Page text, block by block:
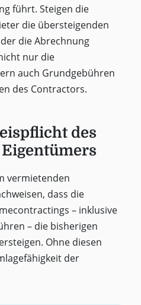
führt. Steigen die
die übersteigenden
die Abrechnung
nur die
auch Grundgebühren
des Contractors.
des
vermietenden
dass die
– inklusive
– die bisherigen
Ohne diesen
der